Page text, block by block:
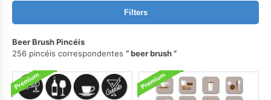
Filters
Beer Brush Pincéis
256 pincéis correspondentes
beer brush